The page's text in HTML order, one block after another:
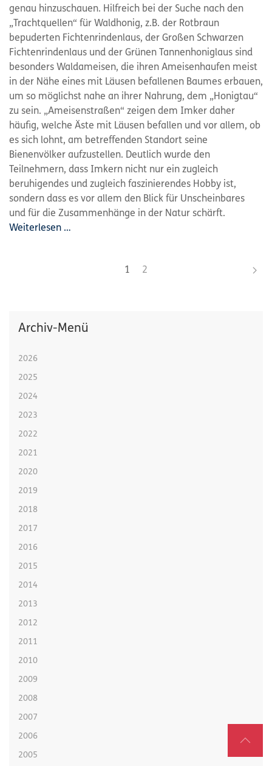
genau hinzuschauen. Hilfreich bei der Suche nach den
„Trachtquellen“ für Waldhonig, z.B. der Rotbraun
bepuderten Fichtenrindenlaus, der Großen Schwarzen
Fichtenrindenlaus und der Grünen Tannenhoniglaus sind
besonders Waldameisen, die ihren Ameisenhaufen meist
in der Nähe eines mit Läusen befallenen Baumes erbauen,
um so möglichst nahe an ihrer Nahrung, dem „Honigtau“
zu sein. „Ameisenstraßen“ zeigen dem Imker daher
häufig, welche Äste mit Läusen befallen und vor allem, ob
es sich lohnt, am betreffenden Standort seine
Bienenvölker aufzustellen. Deutlich wurde den
Teilnehmern, dass Imkern nicht nur ein zugleich
beruhigendes und zugleich faszinierendes Hobby ist,
sondern dass es vor allem den Blick für Unscheinbares
und für die Zusammenhänge in der Natur schärft.
Weiterlesen …
1 2
Archiv-Menü
2026
2025
2024
2023
2022
2021
2020
2019
2018
2017
2016
2015
2014
2013
2012
2011
2010
2009
2008
2007
2006
2005